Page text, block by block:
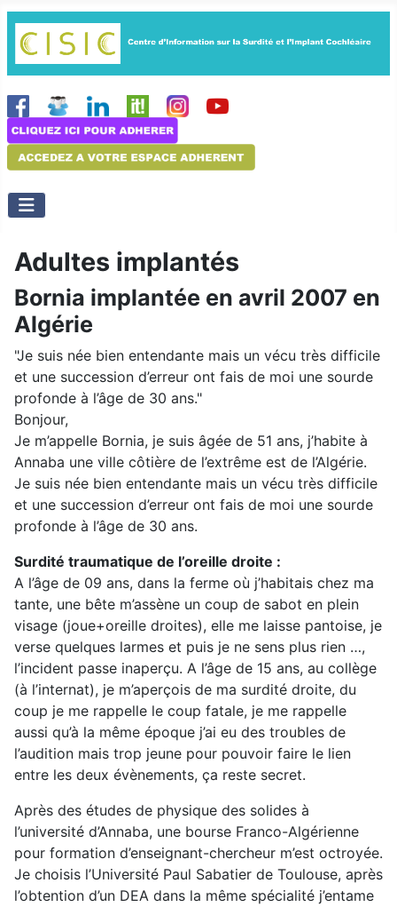
Adultes implantés
Bornia implantée en avril 2007 en
Algérie
"Je suis née bien entendante mais un vécu très difficile
et une succession d’erreur ont fais de moi une sourde
profonde à l’âge de 30 ans."
Bonjour,
Je m’appelle Bornia, je suis âgée de 51 ans, j’habite à
Annaba une ville côtière de l’extrême est de l’Algérie.
Je suis née bien entendante mais un vécu très difficile
et une succession d’erreur ont fais de moi une sourde
profonde à l’âge de 30 ans.
Surdité traumatique de l’oreille droite :
A l’âge de 09 ans, dans la ferme où j’habitais chez ma
tante, une bête m’assène un coup de sabot en plein
visage (joue+oreille droites), elle me laisse pantoise, je
verse quelques larmes et puis je ne sens plus rien …,
l’incident passe inaperçu. A l’âge de 15 ans, au collège
(à l’internat), je m’aperçois de ma surdité droite, du
coup je me rappelle le coup fatale, je me rappelle
aussi qu’à la même époque j’ai eu des troubles de
l’audition mais trop jeune pour pouvoir faire le lien
entre les deux évènements, ça reste secret.
Après des études de physique des solides à
l’université d’Annaba, une bourse Franco-Algérienne
pour formation d’enseignant-chercheur m’est octroyée.
Je choisis l’Université Paul Sabatier de Toulouse, après
l’obtention d’un DEA dans la même spécialité j’entame